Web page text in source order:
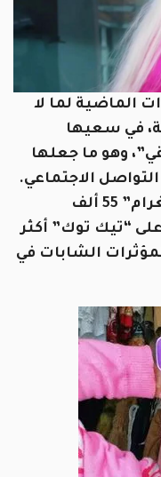
الماضية لما لا
في سعيها
وهو ما جعلها
الاجتماعي.
تجاوز عدد متابعيها على “إنستغرام” 55 ألف
“تيك توك” أكثر
المؤثرات الشابات في